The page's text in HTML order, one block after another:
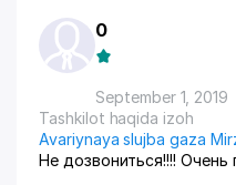
0
September 1, 2019
Tashkilot haqida izoh
Avariynaya slujba gaza
Не дозвониться!!!! Очень